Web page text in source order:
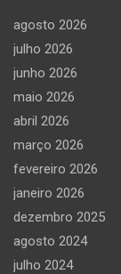
agosto 2026
julho 2026
junho 2026
maio 2026
abril 2026
março 2026
fevereiro 2026
janeiro 2026
dezembro 2025
agosto 2024
julho 2024